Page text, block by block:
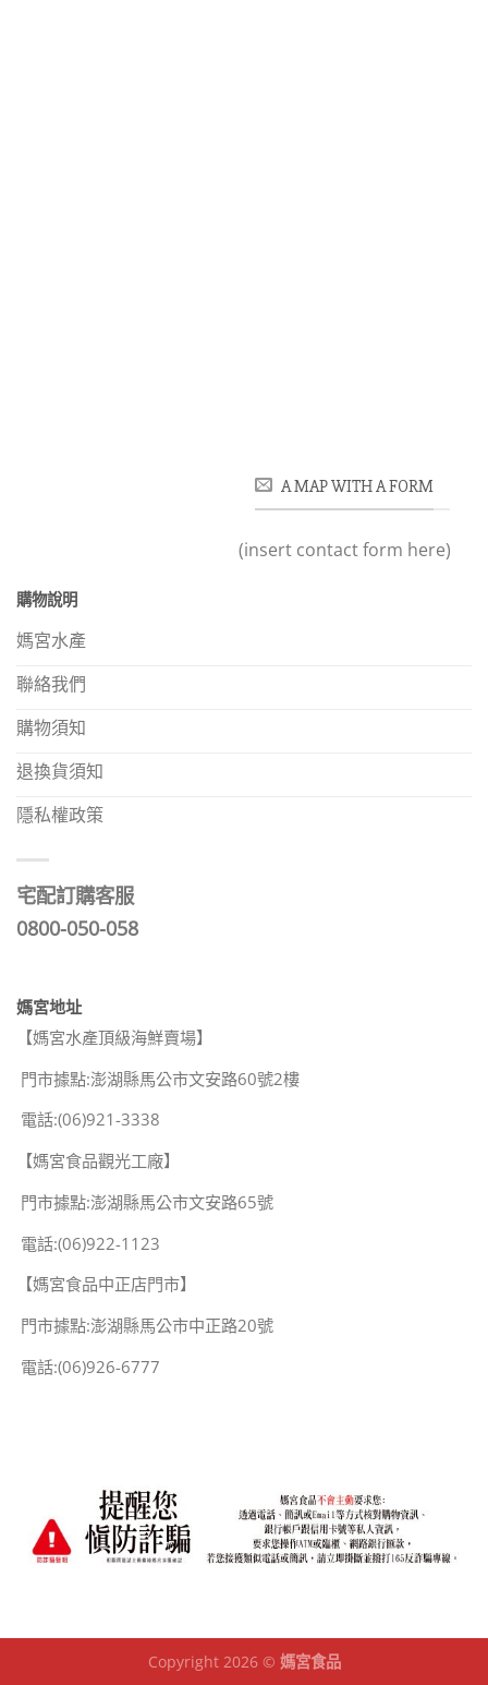
A MAP WITH A FORM
(insert contact form here)
購物說明
媽宮水產
聯絡我們
購物須知
退換貨須知
隱私權政策
宅配訂購客服
0800-050-058
媽宮地址
【媽宮水產頂級海鮮賣場】
門市據點:澎湖縣馬公市文安路60號2樓
電話:(06)921-3338
【媽宮食品觀光工廠】
門市據點:澎湖縣馬公市文安路65號
電話:(06)922-1123
【媽宮食品中正店門市】
門市據點:澎湖縣馬公市中正路20號
電話:(06)926-6777
Copyright 2026 © 媽宮食品